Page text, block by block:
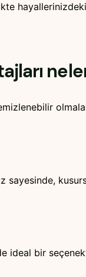
sayesinde,
ideal bir